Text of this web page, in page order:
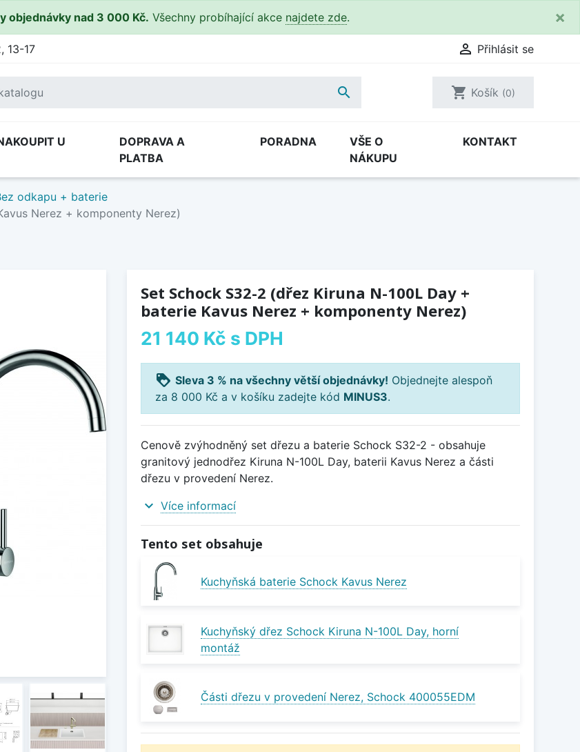
objednávky nad 3 000 Kč. Všechny probíhající akce najdete zde. ×
13-17  Přihlásit se
 shopping_cart Košík (0)
U
DOPRAVA A
PLATBA
PORADNA
VŠE O
NÁKUPU
KONTAKT
odkapu + baterie
Nerez + komponenty Nerez)
Set Schock S32-2 (dřez Kiruna N-100L Day +
baterie Kavus Nerez + komponenty Nerez)
21 140 Kč s DPH
loyalty Sleva 3 % na všechny větší objednávky! Objednejte alespoň
za 8 000 Kč a v košíku zadejte kód MINUS3.
Cenově zvýhodněný set dřezu a baterie Schock S32-2 - obsahuje
granitový jednodřez Kiruna N-100L Day, baterii Kavus Nerez a části
dřezu v provedení Nerez.
expand_more Více informací
Tento set obsahuje
Kuchyňská baterie Schock Kavus Nerez
Kuchyňský dřez Schock Kiruna N-100L Day, horní
montáž
Části dřezu v provedení Nerez, Schock 400055EDM